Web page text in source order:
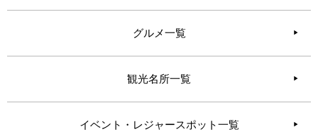
グルメ一覧
観光名所一覧
イベント・レジャースポット一覧